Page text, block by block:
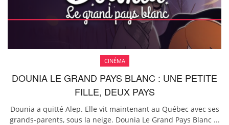
CINÉMA
DOUNIA LE GRAND PAYS BLANC : UNE PETITE
FILLE, DEUX PAYS
Dounia a quitté Alep. Elle vit maintenant au Québec avec ses
grands-parents, sous la neige. Dounia Le Grand Pays Blanc ...